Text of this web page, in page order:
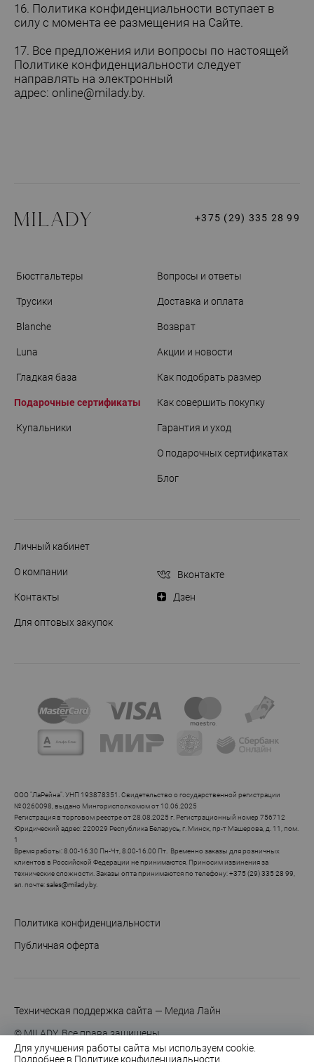
16. Политика конфиденциальности вступает в
силу с момента ее размещения на Сайте.
17. Все предложения или вопросы по настоящей
Политике конфиденциальности следует
направлять на электронный
адрес: online@milady.by.
+375 (29) 335 28 99
Бюстгальтеры
Трусики
Blanche
Luna
Гладкая база
Подарочные сертификаты
Купальники
Вопросы и ответы
Доставка и оплата
Возврат
Акции и новости
Как подобрать размер
Как совершить покупку
Гарантия и уход
О подарочных сертификатах
Блог
Личный кабинет
О компании
Контакты
Для оптовых закупок
Вконтакте
Дзен
ООО "ЛаРейна". УНП 193878351. Свидетельство о государственной регистрации
№ 0260098, выдано Мингорисполкомом от 10.06.2025
Регистрация в торговом реестре от 28.08.2025 г. Регистрационный номер 756712
Юридический адрес: 220029 Республика Беларусь, г. Минск, пр-т Машерова, д. 11, пом.
1
Время работы: 8.00-16.30 Пн-Чт, 8.00-16.00 Пт. Временно заказы для розничных
клиентов в Российской Федерации не принимаются. Приносим извинения за
технические сложности. Заказы опта принимаются по телефону:+375 (29) 335 28 99
эл. почте:sales@milady.by.
Политика конфиденциальности
Публичная оферта
Техническая поддержка сайта — Медиа Лайн
© MILADY. Все права защищены.
Для улучшения работы сайта мы используем cookie.
Подробнее в Политике конфиденциальности